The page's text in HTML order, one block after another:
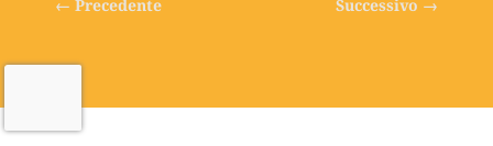
← Precedente Successivo →